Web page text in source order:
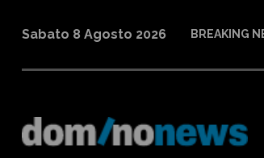
Sabato 8 Agosto 2026 BREAKING